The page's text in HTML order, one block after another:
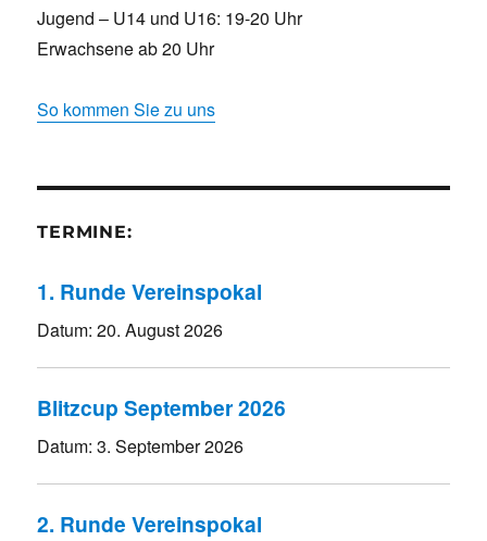
Jugend – U14 und U16: 19-20 Uhr
Erwachsene ab 20 Uhr
So kommen Sie zu uns
TERMINE:
1. Runde Vereinspokal
Datum:20. August 2026
Blitzcup September 2026
Datum:3. September 2026
2. Runde Vereinspokal